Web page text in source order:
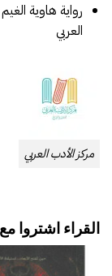
رواية هاوية
العربي
مركز الأدب العربي
القراء اشتروا